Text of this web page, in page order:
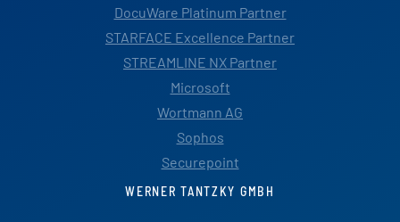
DocuWare Platinum Partner
STARFACE Excellence Partner
STREAMLINE NX Partner
Microsoft
Wortmann AG
Sophos
Securepoint
WERNER TANTZKY GMBH